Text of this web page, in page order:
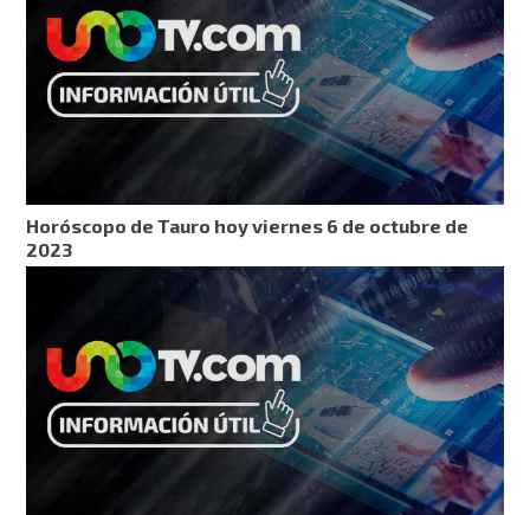
Horóscopo de Tauro hoy viernes 6 de octubre de
2023